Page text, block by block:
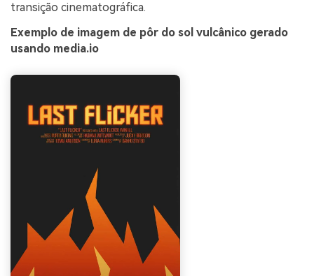
transição cinematográfica.
Exemplo de imagem de pôr do sol vulcânico gerado
usando media.io